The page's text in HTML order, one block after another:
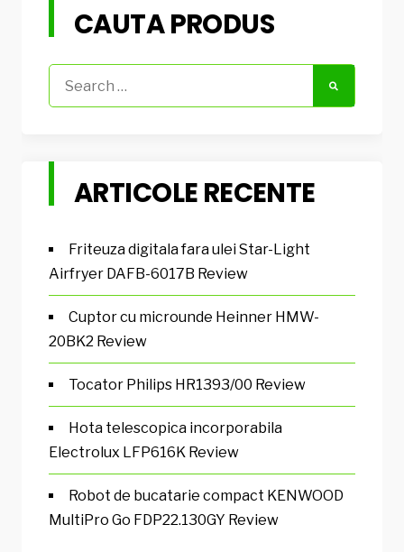
CAUTA PRODUS
for:
ARTICOLE RECENTE
Friteuza digitala fara ulei Star-Light
Airfryer DAFB-6017B Review
Cuptor cu microunde Heinner HMW-
20BK2 Review
Tocator Philips HR1393/00 Review
Hota telescopica incorporabila
Electrolux LFP616K Review
Robot de bucatarie compact KENWOOD
MultiPro Go FDP22.130GY Review